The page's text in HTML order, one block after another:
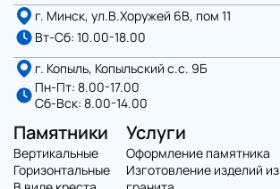
Памятники
Вертикальные
Горизонтальные
Услуги
Оформление памятника
Изготовление изделий из
г. Минск, ул.В.Хоружей 6В, пом 11
Вт-Сб: 10.00-18.00
г. Копыль, Копыльский с.с. 9Б
Пн-Пт: 8.00-17.00
Сб-Вск: 8.00-14.00